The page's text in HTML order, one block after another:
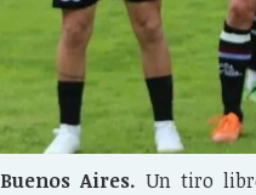
Buenos Aires. Un tiro